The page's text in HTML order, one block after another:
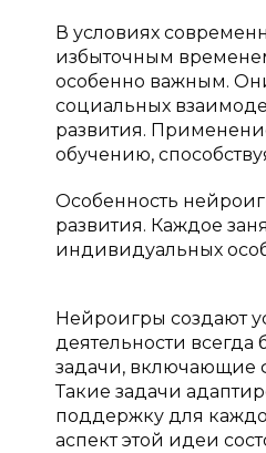
В условиях
избыточным
особенно важным.
социальных
развития.
обучению,
Особенность
развития. Каждое
индивидуальных
Нейроигры создают
деятельности
задачи, включающие
Такие задачи
поддержку для
аспект этой идеи